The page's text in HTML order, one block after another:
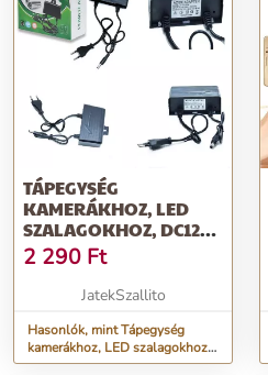
TÁPEGYSÉG
KAMERÁKHOZ, LED
SZALAGOKHOZ, DC12V
ADAPTER - KÜLTÉRI ÉS
BELTÉRI HASZNÁLATRA
(BBL) (BBV)
2 290 Ft
JatekSzallito
Hasonlók, mint Tápegység
kamerákhoz, LED szalagokhoz,
DC12V adapter - kültéri és